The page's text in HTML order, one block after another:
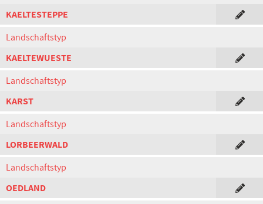
KAELTESTEPPE
Landschaftstyp
KAELTEWUESTE
Landschaftstyp
KARST
Landschaftstyp
LORBEERWALD
Landschaftstyp
OEDLAND